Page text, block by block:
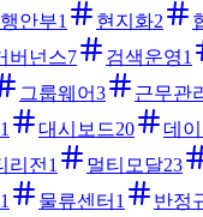
행안부1 현지화2
버넌스7 검색운영1
그룹웨어3 근무관
1 대시보드20 데
리전 1 멀티모달23
1 물류센터 1 반정